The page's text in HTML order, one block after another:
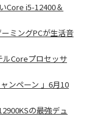
Core i5-12400＆
ミングPCが生活音
ルCoreプロセッサ
ンペーン 」6月10
の最強デュ